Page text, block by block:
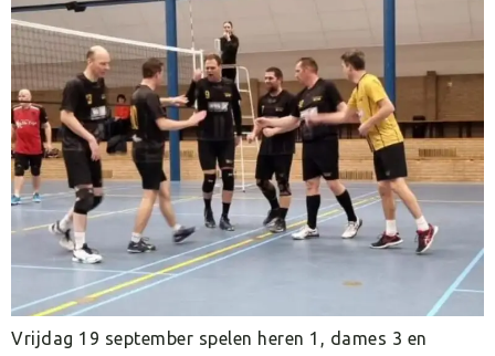
Vrijdag 19 september spelen heren 1, dames 3 en